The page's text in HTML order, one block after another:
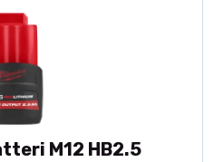
M12 HB2.5